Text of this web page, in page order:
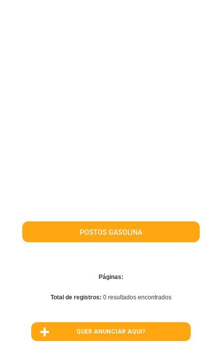
POSTOS GASOLINA
Páginas:
Total de registros: 0 resultados encontrados
QUER ANUNCIAR AQUI?